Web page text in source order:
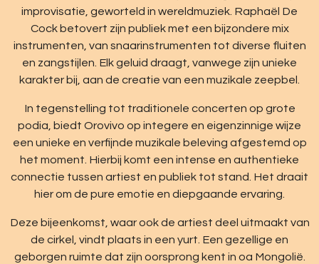
improvisatie, geworteld in wereldmuziek. Raphaël De
Cock betovert zijn publiek met een bijzondere mix
instrumenten, van snaarinstrumenten tot diverse fluiten
en zangstijlen. Elk geluid draagt, vanwege zijn unieke
karakter bij, aan de creatie van een muzikale zeepbel.
In tegenstelling tot traditionele concerten op grote
podia, biedt Orovivo op integere en eigenzinnige wijze
een unieke en verfijnde muzikale beleving afgestemd op
het moment. Hierbij komt een intense en authentieke
connectie tussen artiest en publiek tot stand. Het draait
hier om de pure emotie en diepgaande ervaring.
Deze bijeenkomst, waar ook de artiest deel uitmaakt van
de cirkel, vindt plaats in een yurt. Een gezellige en
geborgen ruimte dat zijn oorsprong kent in oa Mongolië.